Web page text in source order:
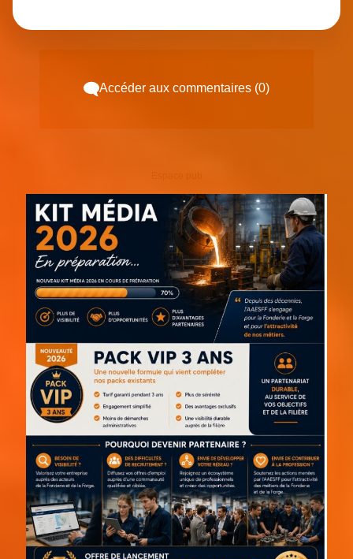
Accéder aux commentaires (0)